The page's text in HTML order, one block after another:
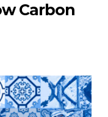
Carbon